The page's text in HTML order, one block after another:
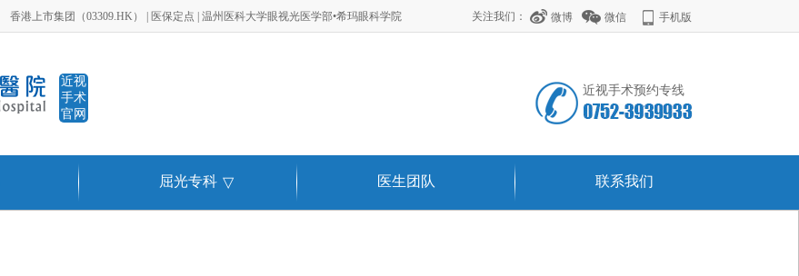
香港上市集团（03309.HK） | 医保定点 | 温州医科大学眼视光医学部•希玛眼科学院 关注我们： 微博 微信 手机版
近视
手术
官网
近视手术预约专线
屈光专科 ▽ 医生团队 联系我们